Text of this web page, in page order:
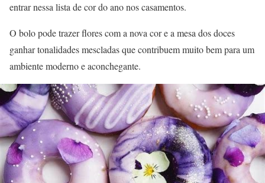
entrar nessa lista de cor do ano nos casamentos.
O bolo pode trazer flores com a nova cor e a mesa dos doces
ganhar tonalidades mescladas que contribuem muito bem para um
ambiente moderno e aconchegante.